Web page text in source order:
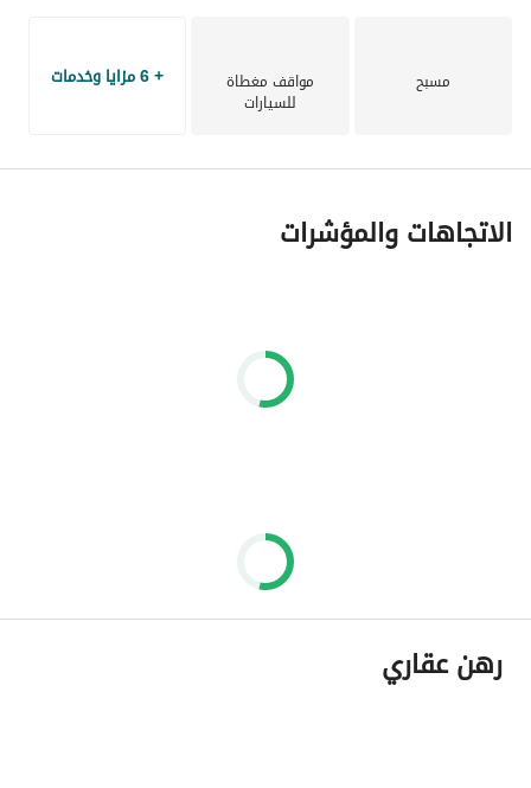
مسبح مواقف مغطاة
للسيارات
+ 6 مزايا وخدمات
الاتجاهات والمؤشرات
رهن عقاري